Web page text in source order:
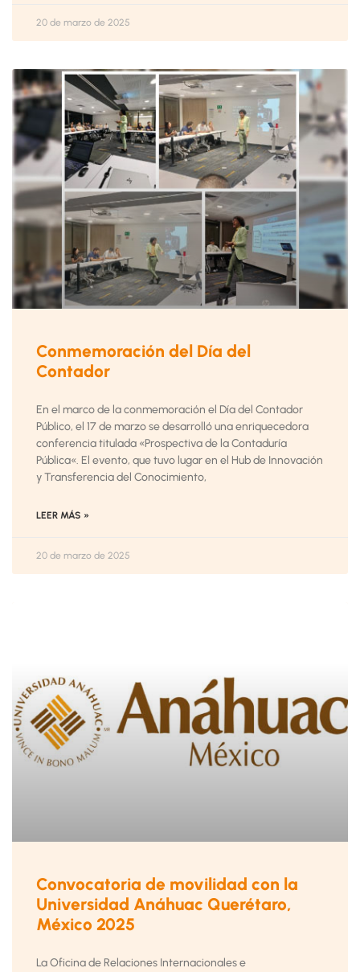
20 de marzo de 2025
Conmemoración del Día del
Contador
En el marco de la conmemoración el Día del Contador
Público, el 17 de marzo se desarrolló una enriquecedora
conferencia titulada «Prospectiva de la Contaduría
Pública«. El evento, que tuvo lugar en el Hub de Innovación
y Transferencia del Conocimiento,
LEER MÁS »
20 de marzo de 2025
Convocatoria de movilidad con la
Universidad Anáhuac Querétaro,
México 2025
La Oficina de Relaciones Internacionales e